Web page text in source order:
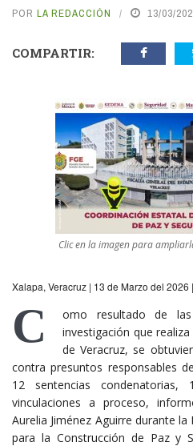
POR LA REDACCIÓN 13/03/
COMPARTIR:
Clic en la imagen para
Xalapa, Veracruz | 13 de Marzo del 2026
C
omo resultado de
investigación que
de Veracruz, se
contra presuntos responsables
12 sentencias
vinculaciones a proceso,
Aurelia Jiménez Aguirre durante
para la Construcción de Paz y